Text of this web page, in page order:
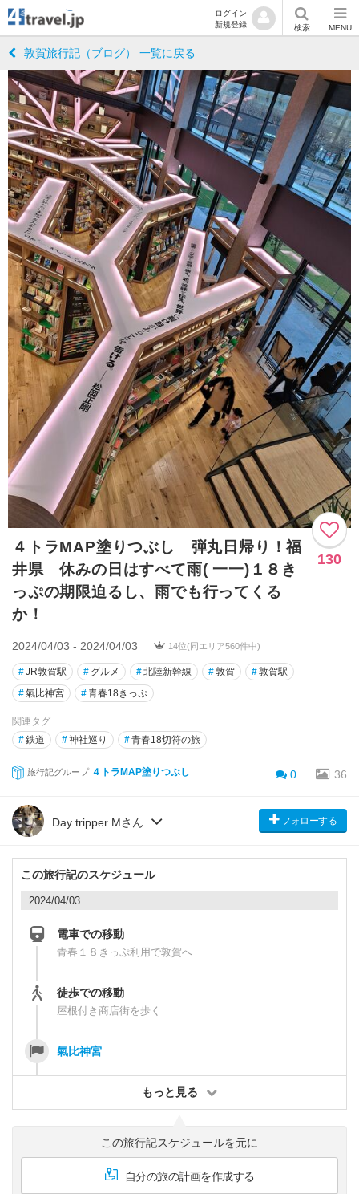
ログイン
新規登録
検索 MENU
敦賀旅行記（ブログ） 一覧に戻る
４トラMAP塗りつぶし 弾丸日帰り！福
井県 休みの日はすべて雨( 一一)１８き
っぷの期限迫るし、雨でも行ってくる
か！
130
2024/04/03 - 2024/04/03 14位(同エリア560件中)
#JR敦賀駅 # グルメ #北陸新幹線 #敦賀 #敦賀駅
#氣比神宮 #青春18きっぷ
関連タグ
#鉄道 #神社巡り #青春18切符の旅
旅行記グループ ４トラMAP塗りつぶし 0 36
Day tripper Mさん フォローする
この旅行記のスケジュール
2024/04/03
電車での移動
青春１８きっぷ利用で敦賀へ
徒歩での移動
屋根付き商店街を歩く
氣比神宮
もっと見る
この旅行記スケジュールを元に
自分の旅の計画を作成する